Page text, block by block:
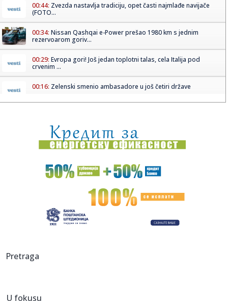
00:44: Zvezda nastavlja tradiciju, opet časti najmlađe navijače
(FOTO...
00:34: Nissan Qashqai e-Power prešao 1980 km s jednim
rezervoarom goriv...
00:29: Evropa gori! Još jedan toplotni talas, cela Italija pod
crvenim ...
00:16: Zelenski smenio ambasadore u još četiri države
00:05:Roganović ne pomišlja na opuštanje: Uvek ima mesta za
napredak...
00:04:Vukotić ne zna ko je Baba: "Vidim da ga svi hvale"
Na današnji dan, 7. avgust
23:59:U predgrađu Damaska podignut autobus u vazduh, dve
posebno ga je ra...
Pretraga
U fokusu